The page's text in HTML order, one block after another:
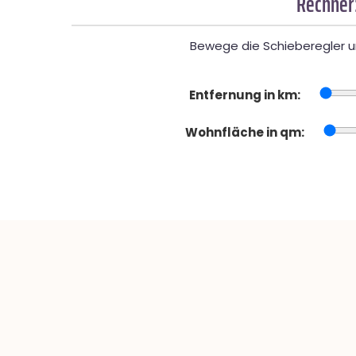
Bewege die Schieberegler
Entfernung in km:
Wohnfläche in qm: